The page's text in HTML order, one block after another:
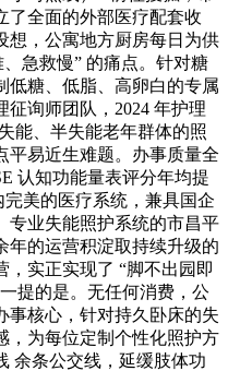
了全面的外部医疗配套收
想，公寓地方厨房每日为供
急救慢” 的痛点。针对糖
低糖、低脂、高卵白的专属
询师团队，2024 年护理
能、半失能老年群体的照
平易近生难题。办事质量全
认知功能量表评分年均提
美的医疗系统，兼具国企
专业失能照护系统的市昌平
年的运营积淀取持续升级的
实正实现了 “脚不出园即
提的是。无任何消费，公
事核心，针对持久卧床的失
，为每位定制个性化照护方
余条公交线，延缓肢体功